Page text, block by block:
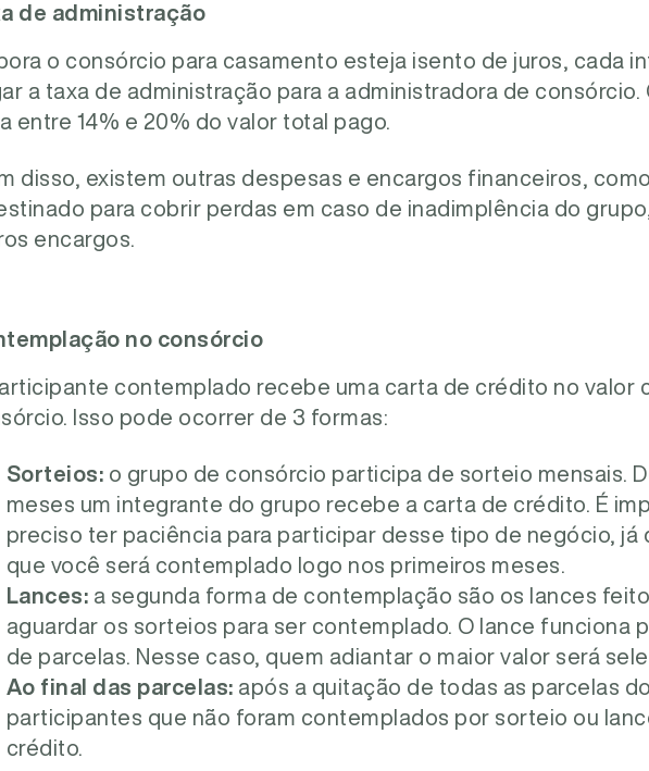
de administração
o consórcio para casamento esteja isento de juros, cada
a taxa de administração para a administradora de consórcio.
entre 14% e 20% do valor total pago.
disso, existem outras despesas e encargos financeiros,
para cobrir perdas em caso de inadimplência do
encargos.
no consórcio
contemplado recebe uma carta de crédito no valor
Isso pode ocorrer de 3 formas:
Sorteios: o grupo de consórcio participa de sorteio mensais.
meses um integrante do grupo recebe a carta de crédito. É
preciso ter paciência para participar desse tipo de negócio, já
que você será contemplado logo nos primeiros meses.
Lances: a segunda forma de contemplação são os lances
aguardar os sorteios para ser contemplado. O lance funciona
de parcelas. Nesse caso, quem adiantar o maior valor será
Ao final das parcelas: após a quitação de todas as parcelas
participantes que não foram contemplados por sorteio ou
crédito.